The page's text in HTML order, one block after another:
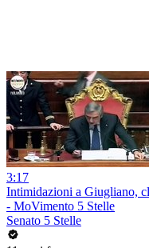
3:17
Intimidazioni a Giugliano,
- MoVimento 5 Stelle
Senato 5 Stelle